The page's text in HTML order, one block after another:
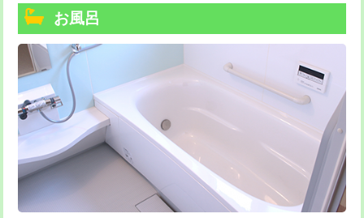
トーラー機使用/3mまで
追加トーラー機使用/3m超え
カメラ調査 33,000円
桝清掃 8,800円
止水・漏水調査・防水処理・清掃・修
理・調整・分解・加工など（軽作業）
止水・漏水調査・防水処理・清掃・修
22,000円
お風呂